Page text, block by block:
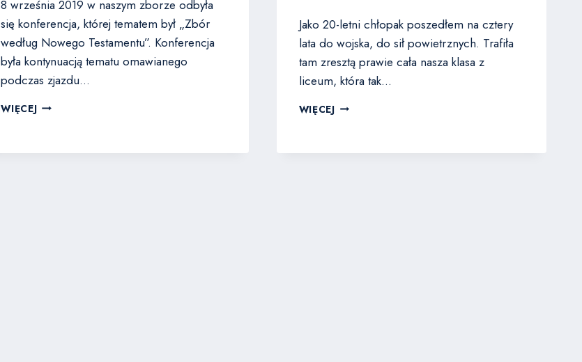
8 września 2019 w naszym zborze odbyła
się konferencja, której tematem był „Zbór
według Nowego Testamentu”. Konferencja
była kontynuacją tematu omawianego
podczas zjazdu…
WIĘCEJKONFERENCJA
Jako 20-letni chłopak poszedłem na cztery
lata do wojska, do sił powietrznych. Trafiła
tam zresztą prawie cała nasza klasa z
liceum, która tak…
WIĘCEJDLACZEGO
JEZUSA?